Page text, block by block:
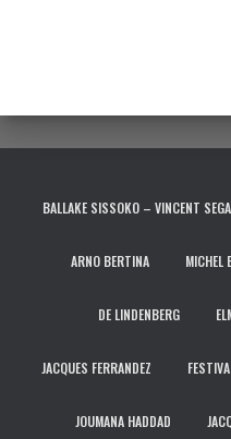
BALLAKE SISSOKO – VINCENT
ARNO BERTINA MICHEL
DE LINDENBERG
JACQUES FERRANDEZ
JOUMANA HADDAD